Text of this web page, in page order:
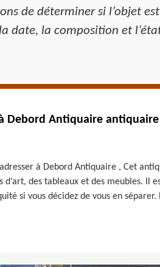
de déterminer si l’objet
date, la composition et
Debord Antiquaire antiquaire
à Debord Antiquaire , Cet
des tableaux et des meubles. Il
si vous décidez de vous en